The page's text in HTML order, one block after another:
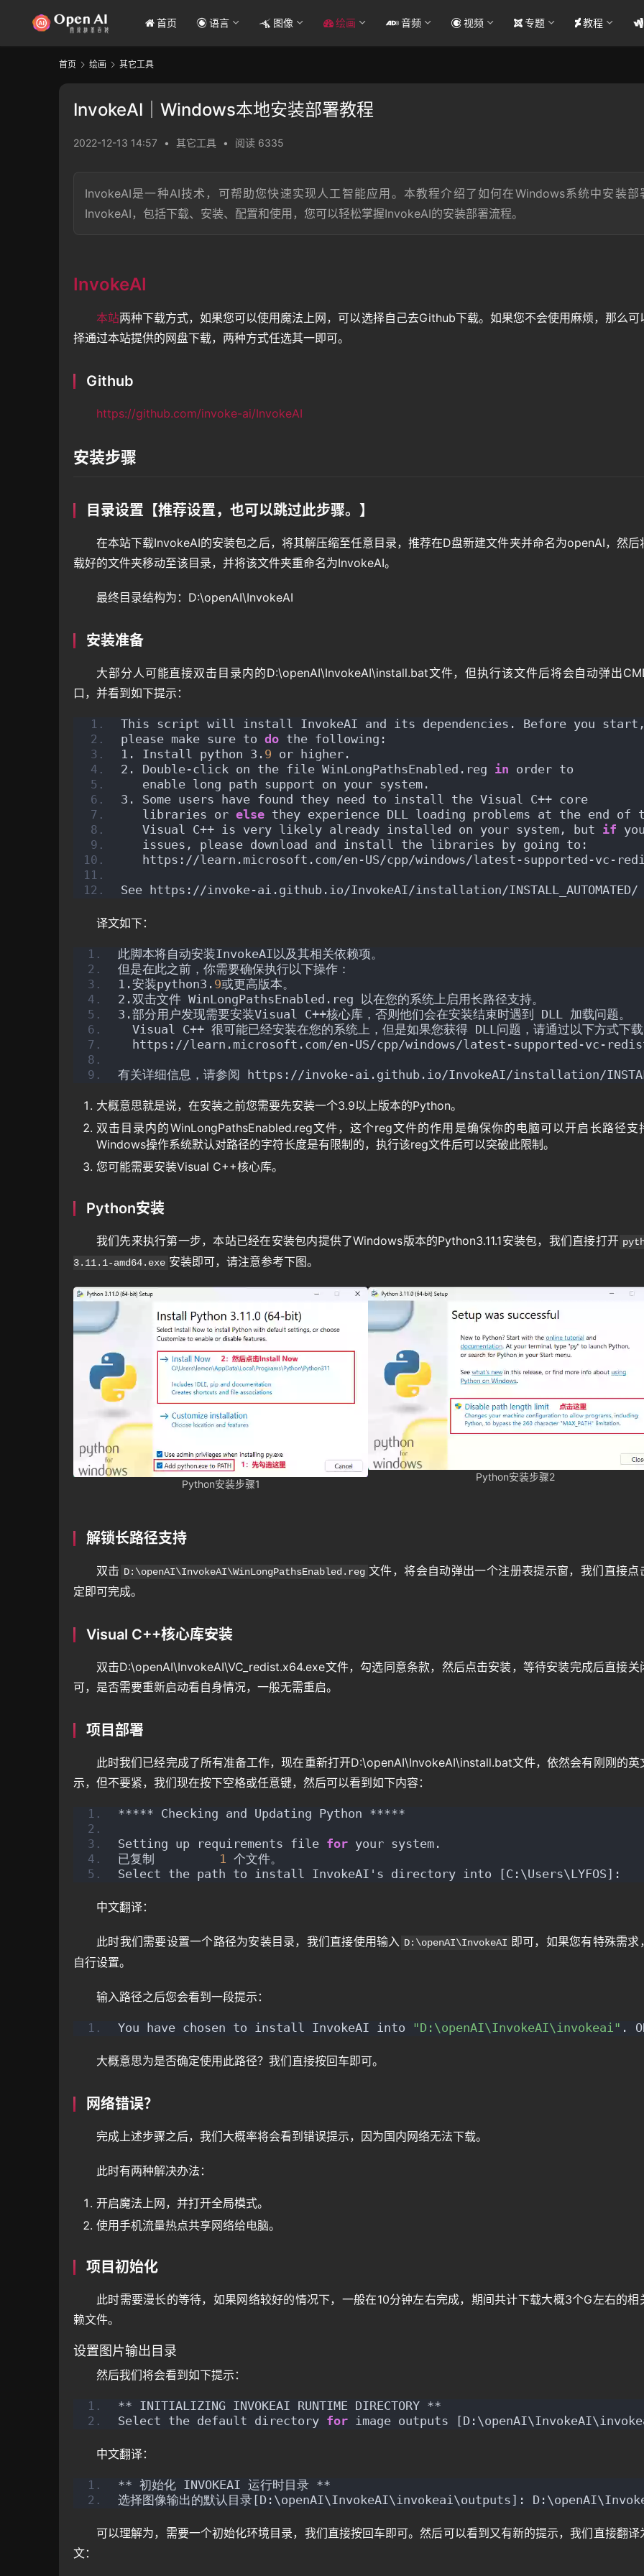
首页 语言 图像 绘画 音频 视频 专题 教程
首页 绘画 其它工具
InvokeAI｜Windows本地安装部署教程
2022-12-13 14:57 • 其它工具 • 阅读 6335
InvokeAI是一种AI技术，可帮助您快速实现人工智能应用。本教程介绍了如何在Windows系统中安装部
InvokeAI，包括下载、安装、配置和使用，您可以轻松掌握InvokeAI的安装部署流程。
InvokeAI
本站两种下载方式，如果您可以使用魔法上网，可以选择自己去Github下载。如果您不会使用麻烦，那么可
择通过本站提供的网盘下载，两种方式任选其一即可。
Github
https://github.com/invoke-ai/InvokeAI
安装步骤
目录设置【推荐设置，也可以跳过此步骤。】
在本站下载InvokeAI的安装包之后，将其解压缩至任意目录，推荐在D盘新建文件夹并命名为openAI，然后
载好的文件夹移动至该目录，并将该文件夹重命名为InvokeAI。
最终目录结构为：D:\openAI\InvokeAI
安装准备
大部分人可能直接双击目录内的D:\openAI\InvokeAI\install.bat文件，但执行该文件后将会自动弹出
口，并看到如下提示：
This script will install InvokeAI and its dependencies. Before you
please make sure to do the following:
1. Install python 3. 9 or higher.
2. Double-click on the file WinLongPathsEnabled.reg in order to
   enable long path support on your system.
3. Some users have found they need to install the Visual C++ core
   libraries or
else they experience DLL loading problems at the end
   Visual C++ is very likely already installed on your system, but
if
   issues, please download and install the libraries by going to:
https://learn.microsoft.com/en-US/cpp/windows/latest-supported-vc-
See https://invoke-ai.github.io/InvokeAI/installation/
译文如下：
此脚本将自动安装InvokeAI以及其相关依赖项。
但是在此之前，你需要确保执行以下操作：
1.安装python3. 9或更高版本。
2.双击文件 WinLongPathsEnabled.reg 以在您的系统上启用长路径支持。
3.部分用户发现需要安装Visual C++核心库，否则他们会在安装结束时遇到 DLL 加载问题。
Visual C++ 很可能已经安装在您的系统上，但是如果您获得 DLL问题，请通过以下方式下
https://learn.microsoft.com/en-US/cpp/windows/latest-supported-vc-
有关详细信息，请参阅 https://invoke-ai.github.io/InvokeAI/installation/
大概意思就是说，在安装之前您需要先安装一个3.9以上版本的Python。
双击目录内的WinLongPathsEnabled.reg文件，这个reg文件的作用是确保你的电脑可以开启长路径支
Windows操作系统默认对路径的字符长度是有限制的，执行该reg文件后可以突破此限制。
您可能需要安装Visual C++核心库。
Python安装
我们先来执行第一步，本站已经在安装包内提供了Windows版本的Python3.11.1安装包，我们直接打开
3.11.1-amd64.exe 安装即可，请注意参考下图。
Python安装步骤1
Python安装步骤2
解锁长路径支持
双击 D:\openAI\InvokeAI\WinLongPathsEnabled.reg 文件，将会自动弹出一个注册表提示窗，我们直接点
定即可完成。
Visual C++核心库安装
双击D:\openAI\InvokeAI\VC_redist.x64.exe文件，勾选同意条款，然后点击安装，等待安装完成后直接关
可，是否需要重新启动看自身情况，一般无需重启。
项目部署
此时我们已经完成了所有准备工作，现在重新打开D:\openAI\InvokeAI\install.bat文件，依然会有刚刚的英
示，但不要紧，我们现在按下空格或任意键，然后可以看到如下内容：
***** Checking and Updating Python *****
Setting up requirements file for your system.
已复制 1 个文件。
Select the path to install InvokeAI's directory into [C:\Users\LYFOS]:
中文翻译：
此时我们需要设置一个路径为安装目录，我们直接使用输入 D:\openAI\InvokeAI 即可，如果您有特殊需求
自行设置。
输入路径之后您会看到一段提示：
You have chosen to install InvokeAI into "D:\openAI\InvokeAI\invokeai" .
大概意思为是否确定使用此路径？我们直接按回车即可。
网络错误？
完成上述步骤之后，我们大概率将会看到错误提示，因为国内网络无法下载。
此时有两种解决办法：
开启魔法上网，并打开全局模式。
使用手机流量热点共享网络给电脑。
项目初始化
此时需要漫长的等待，如果网络较好的情况下，一般在10分钟左右完成，期间共计下载大概3个G左右的相
赖文件。
设置图片输出目录
然后我们将会看到如下提示：
** INITIALIZING INVOKEAI RUNTIME DIRECTORY **
Select the default directory for image outputs
中文翻译：
** 初始化 INVOKEAI 运行时目录 **
选择图像输出的默认目录[D:\openAI\InvokeAI\invokeai\outputs]:
可以理解为，需要一个初始化环境目录，我们直接按回车即可。然后可以看到又有新的提示，我们直接翻译
文：